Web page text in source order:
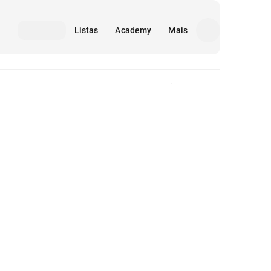
Listas Academy Mais